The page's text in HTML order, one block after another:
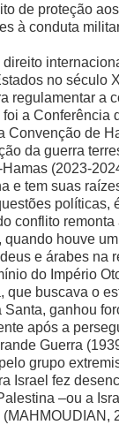
de proteção
à conduta
no século
regulamentar a
a Conferência
Convenção de
da guerra
(2023-
e tem suas
políticas,
conflito
houve
e árabes na
do Império
que buscava o
Santa, ganhou
após a
Guerra
grupo
Israel fez
–ou a